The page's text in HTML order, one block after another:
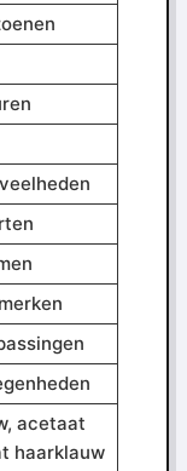
acetaat
haarklauw